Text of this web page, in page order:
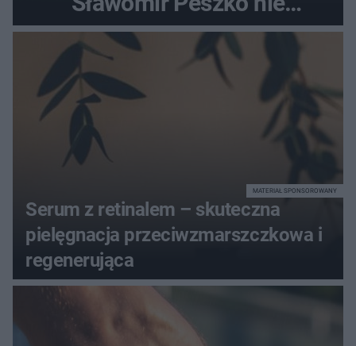
dotrzymał słowa?
Serum z retinalem – skuteczna
pielęgnacja przeciwzmarszczkowa i
regenerująca
MATERIAŁ SPONSOROWANY